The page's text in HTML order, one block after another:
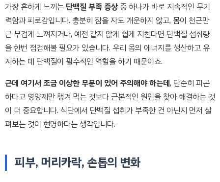
가장 흔하게 느끼는 단백질 부족 증상 중 하나가 바로 지속적인 무기
력함과 피로감입니다. 충분히 잠을 자도 개운하지 않고, 몸이 천근만
근 무겁게 느껴지거나, 예전 같지 않게 쉽게 지친다면 단백질 섭취량
을 한번 점검해볼 필요가 있습니다. 우리 몸의 에너지를 생산하고 유
지하는 데 단백질이 필수적인 역할을 하기 때문이죠.
근데 여기서 조금 이상한 부분이 있어 주의해야 하는데, 단순히 피곤
하다고 영양제만 챙겨 먹는 것보다 근본적인 원인을 찾아 해결하는 것
이 더 중요합니다. 식단에서 단백질 섭취가 부족한 건 아닌지 먼저 살
펴보는 것이 현명하다는 생각입니다.
피부, 머리카락, 손톱의 변화